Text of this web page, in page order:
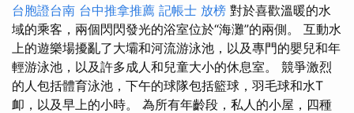
台胞證台南 台中推拿推薦 記帳士 放榜 對於喜歡溫暖的水
域的乘客，兩個閃閃發光的浴室位於“海灘”的兩側。 互動水
上的遊樂場擾亂了大壩和河流游泳池，以及專門的嬰兒和年
輕游泳池，以及許多成人和兒童大小的休息室。 競爭激烈
的人包括體育泳池，下午的球隊包括籃球，羽毛球和水T
卹，以及早上的小時。 為所有年齡段，私人的小屋，四種